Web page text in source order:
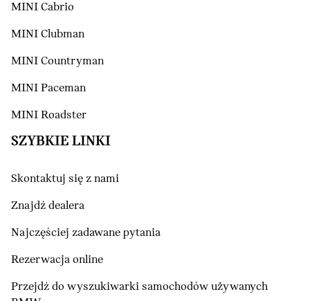
MINI Cabrio
MINI Clubman
MINI Countryman
MINI Paceman
MINI Roadster
SZYBKIE LINKI
Skontaktuj się z nami
Znajdź dealera
Najczęściej zadawane pytania
Rezerwacja online
Przejdź do wyszukiwarki samochodów używanych